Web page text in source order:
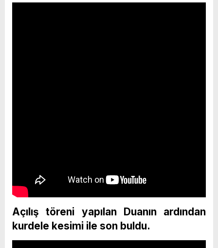
Açılış töreni yapılan Duanın ardından
kurdele kesimi ile son buldu.